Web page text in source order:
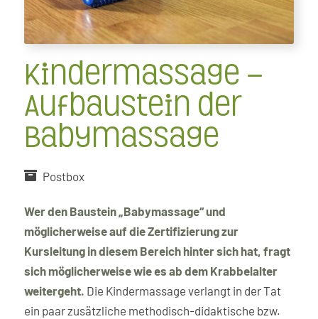
Kindermassage –
Aufbaustein der
Babymassage
Postbox
Wer den Baustein „Babymassage“ und
möglicherweise auf die Zertifizierung zur
Kursleitung in diesem Bereich hinter sich hat, fragt
sich möglicherweise wie es ab dem Krabbelalter
weitergeht. Die Kindermassage verlangt in der Tat
ein paar zusätzliche methodisch-didaktische bzw.